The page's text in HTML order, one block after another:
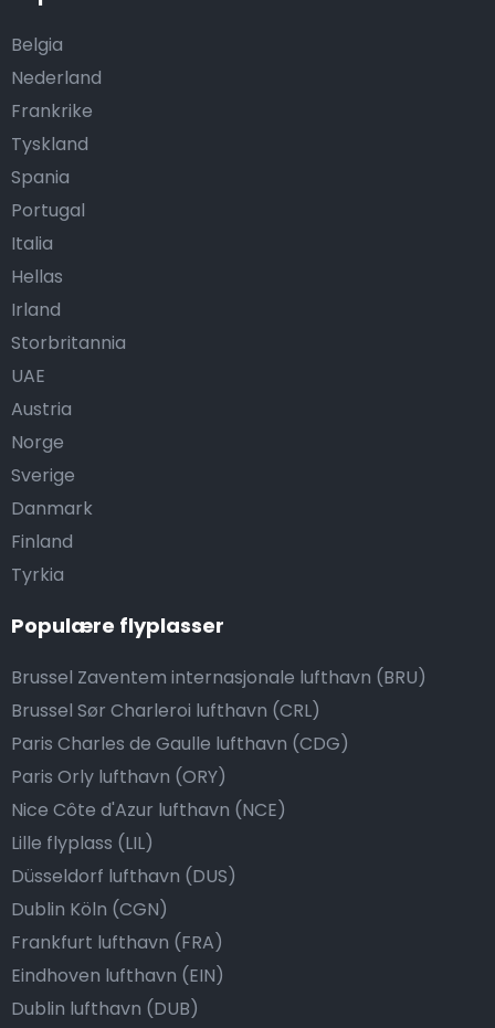
Belgia
Nederland
Frankrike
Tyskland
Spania
Portugal
Italia
Hellas
Irland
Storbritannia
UAE
Austria
Norge
Sverige
Danmark
Finland
Tyrkia
Populære flyplasser
Brussel Zaventem internasjonale lufthavn (BRU)
Brussel Sør Charleroi lufthavn (CRL)
Paris Charles de Gaulle lufthavn (CDG)
Paris Orly lufthavn (ORY)
Nice Côte d'Azur lufthavn (NCE)
Lille flyplass (LIL)
Düsseldorf lufthavn (DUS)
Dublin Köln (CGN)
Frankfurt lufthavn (FRA)
Eindhoven lufthavn (EIN)
Dublin lufthavn (DUB)